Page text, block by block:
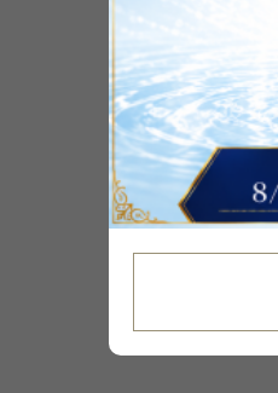
10%
OFF